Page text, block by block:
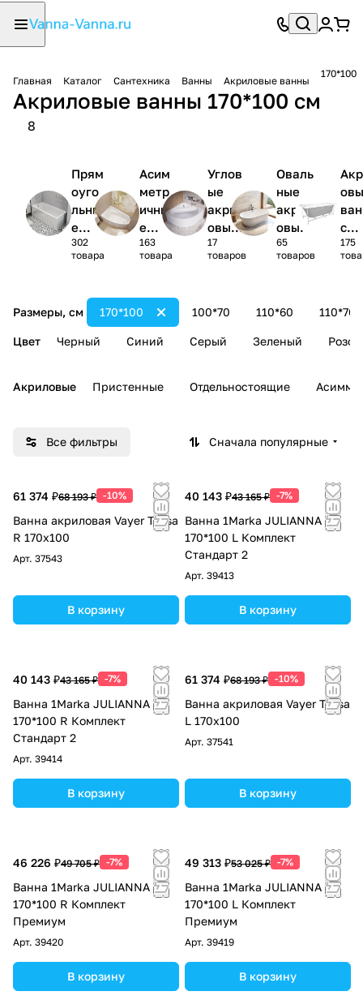
Главная Каталог Сантехника Ванны Акриловые ванны
170*100
Акриловые ванны 170*100 см
8
Прям
оуго
льны
е
акри
ловы
ванн
ы
302
товара
Асим
метр
ичны
е
акри
ловы
ванн
ы
163
товара
Углов
ые
акрил
овые
ванны
1/4
17
товаров
Оваль
ные
акрил
овые
ванны
65
товаров
с
сом
)
175
Размеры, см 100*70 110*60 110*70
170*100
Цвет Черный Синий Серый Зеленый
Акриловые Пристенные Отдельностоящие
Все фильтры Сначала популярные
61 374 ₽68 193 ₽ -10%
Ванна акриловая Vayer Tessa
R 170х100
Арт. 37543
В корзину
40 143 ₽43 165 ₽ -7%
Ванна 1Marka JULIANNA
170*100 L Комплект
Стандарт 2
Арт. 39413
В корзину
40 143 ₽43 165 ₽ -7%
Ванна 1Marka JULIANNA
170*100 R Комплект
Стандарт 2
Арт. 39414
В корзину
61 374 ₽68 193 ₽ -10%
Ванна акриловая Vayer Tessa
L 170х100
Арт. 37541
В корзину
46 226 ₽49 705 ₽ -7%
Ванна 1Marka JULIANNA
170*100 R Комплект
Премиум
Арт. 39420
В корзину
49 313 ₽53 025 ₽ -7%
Ванна 1Marka JULIANNA
170*100 L Комплект
Премиум
Арт. 39419
В корзину